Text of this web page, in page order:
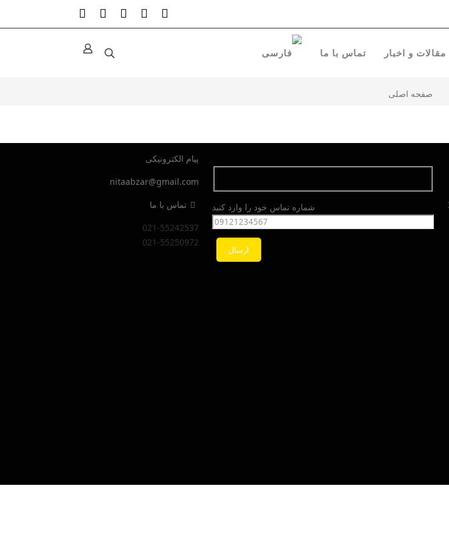
مقالات و اخبار تماس با ما
صفحه اصلی
شماره تماس خود را وارد کنید
پیام الکترونیکی
nitaabzar@gmail.com
تماس با ما
021-55242537
021-55250972